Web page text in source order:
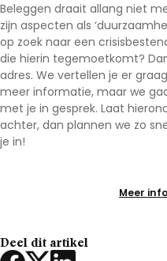
Beleggen draait allang niet
zijn aspecten als
op zoek naar een
die hierin tegemoetkomt?
adres. We vertellen je er
meer informatie, maar we
met je in gesprek. Laat
achter, dan plannen we zo
je in!
Meer
Deel dit artikel